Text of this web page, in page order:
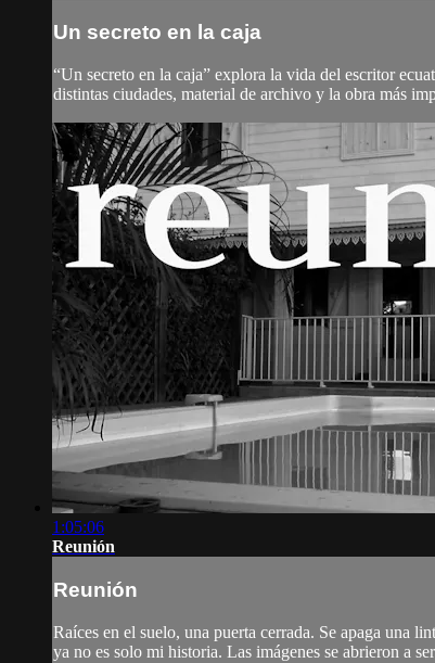
Un secreto en la caja
“Un secreto en la caja” explora la vida del escritor
distintas ciudades, material de archivo y la obra más
1:05:06
Reunión
Reunión
Raíces en el suelo, una puerta cerrada. Se apaga una
ya no es solo mi historia. Las imágenes se abrieron a